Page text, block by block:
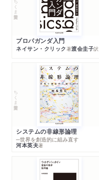
ちくま学芸文庫
プロパガンダ入門
ネイサン・クリック著渡会圭子訳
ちくま学芸文庫
システムの非線形論理
─世界を創造的に組み直す
河本英夫著